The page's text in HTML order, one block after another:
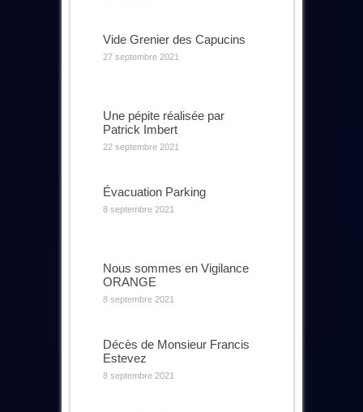
Vide Grenier des Capucins
27 septembre 2021
Une pépite réalisée par
Patrick Imbert
22 septembre 2021
Évacuation Parking
8 septembre 2021
Nous sommes en Vigilance
ORANGE
8 septembre 2021
Décès de Monsieur Francis
Estevez
8 septembre 2021